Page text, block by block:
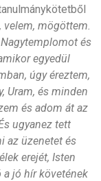
mögöttem.
és
egyedül
úgy éreztem,
Uram, és minden
és adom át az
ugyanez tett
az üzenetet és
erejét, Isten
a jó hír követének